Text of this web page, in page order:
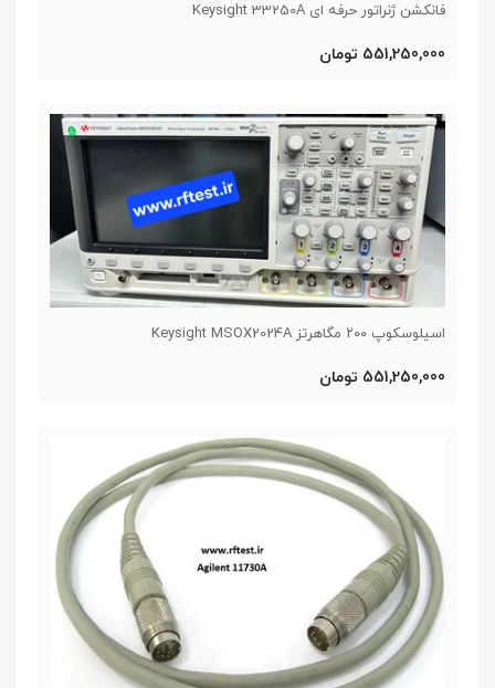
فانکشن ژنراتور حرفه ای Keysight 33250A
551,250,000 تومان
اسیلوسکوپ ۲۰۰ مگاهرتز Keysight MSOX2024A
551,250,000 تومان